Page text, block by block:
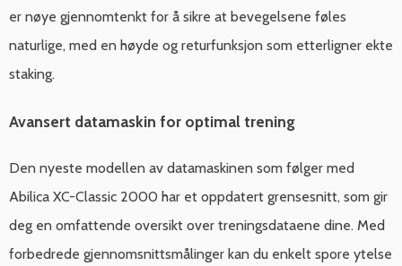
er nøye gjennomtenkt for å sikre at bevegelsene føles
naturlige, med en høyde og returfunksjon som etterligner ekte
staking.
Avansert datamaskin for optimal trening
Den nyeste modellen av datamaskinen som følger med
Abilica XC-Classic 2000 har et oppdatert grensesnitt, som gir
deg en omfattende oversikt over treningsdataene dine. Med
forbedrede gjennomsnittsmålinger kan du enkelt spore ytelse